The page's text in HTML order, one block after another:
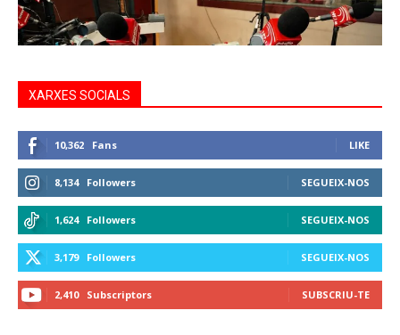
XARXES SOCIALS
10,362 Fans LIKE
8,134 Followers SEGUEIX-NOS
1,624 Followers SEGUEIX-NOS
3,179 Followers SEGUEIX-NOS
2,410 Subscriptors SUBSCRIU-TE